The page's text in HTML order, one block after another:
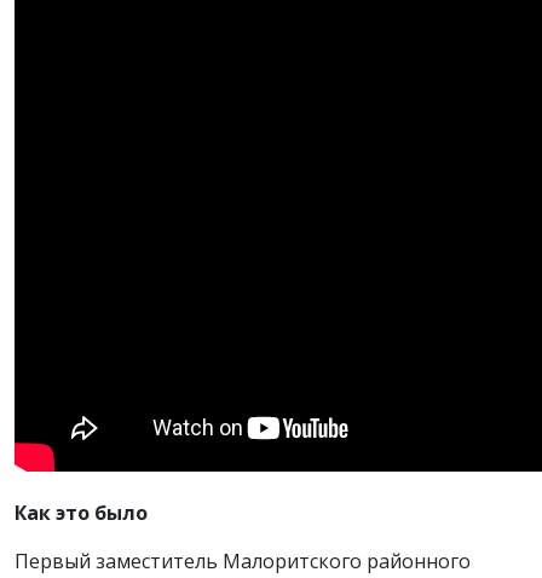
Как это было
Первый заместитель Малоритского районного